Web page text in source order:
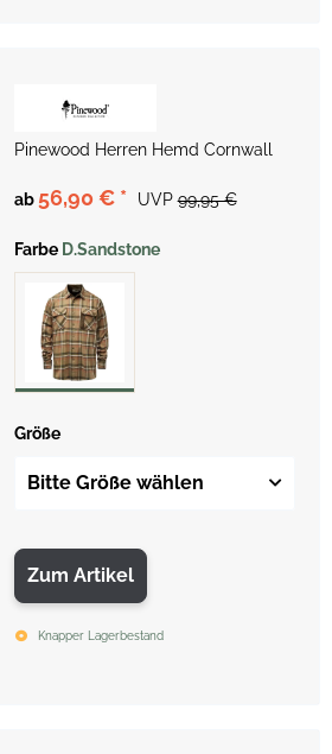
Pinewood Herren Hemd Cornwall
ab 56,90 € * UVP 99,95 €
Farbe D.Sandstone
Größe
Bitte Größe wählen
Zum Artikel
Knapper Lagerbestand